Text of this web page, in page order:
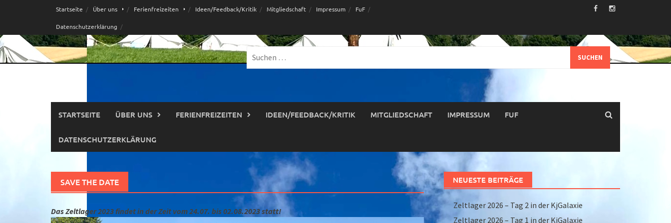
Startseite Über uns Ferienfreizeiten Ideen/Feedback/Kritik Mitgliedschaft Impressum FuF
Datenschutzerklärung
Suche
nach:
STARTSEITE ÜBER UNS FERIENFREIZEITEN IDEEN/FEEDBACK/KRITIK MITGLIEDSCHAFT IMPRESSUM FUF
DATENSCHUTZERKLÄRUNG
SAVE THE DATE
Das Zeltlager 2023 findet in der Zeit vom 24.07. bis 02.08.2023 statt!
NEUESTE BEITRÄGE
Zeltlager 2026 – Tag 2 in der KjGalaxie
Zeltlager 2026 – Tag 1 in der KjGalaxie